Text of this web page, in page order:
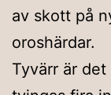
av skott på
oroshärdar.
Tyvärr är